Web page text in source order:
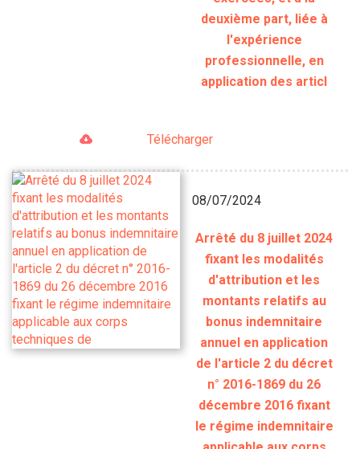
deuxième part, liée à
l'expérience
professionnelle, en
application des articl
Télécharger
08/07/2024
Arrêté du 8 juillet 2024
fixant les modalités
d'attribution et les
montants relatifs au
bonus indemnitaire
annuel en application
de l'article 2 du décret
n° 2016-1869 du 26
décembre 2016 fixant
le régime indemnitaire